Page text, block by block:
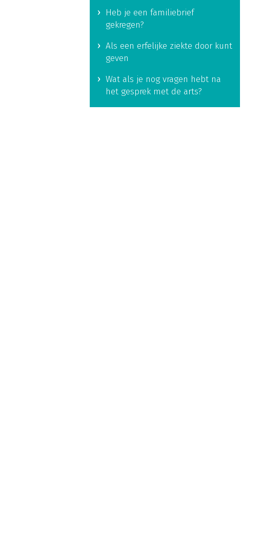
Heb je een familiebrief
gekregen?
Als een erfelijke ziekte door kunt
geven
Wat als je nog vragen hebt na
het gesprek met de arts?